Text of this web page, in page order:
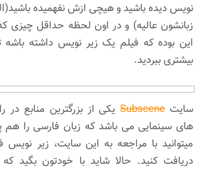
نویس دیده باشید و هیچی ازش نفهمیده
زبانشون عالیه) و در اون لحظه حداقل چیزی
این بوده که فیلم یک زیر نویس داشته باشه
بیشتری ببردید.
سایتSubsceneیکی از بزرگترین منابع در
های سینمایی می باشد که زبان فارسی را هم
میتوانید با مراجعه به این سایت، زیر نویس
دریافت کنید. حالا شاید با خودتون بگید